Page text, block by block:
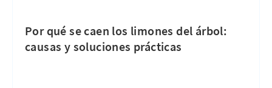
Por qué se caen los limones del árbol:
causas y soluciones prácticas